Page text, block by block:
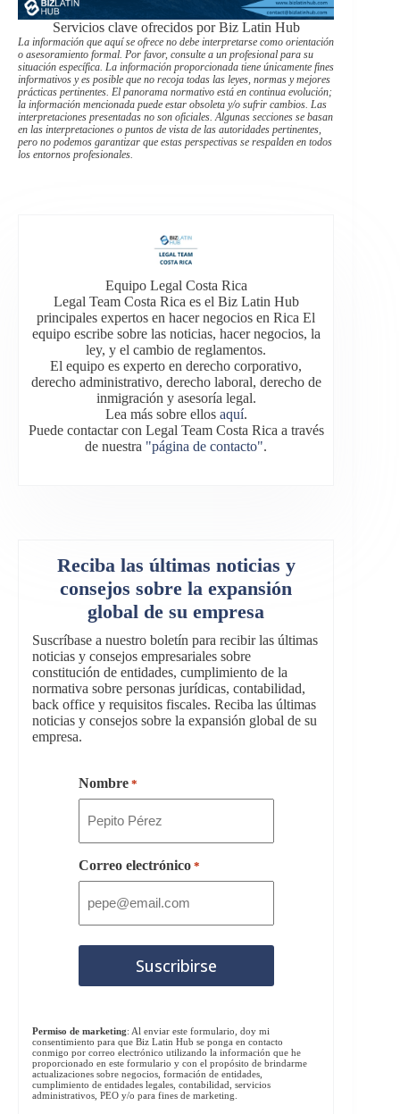
Servicios clave ofrecidos por Biz Latin Hub
La información que aquí se ofrece no debe interpretarse como orientación
o asesoramiento formal. Por favor, consulte a un profesional para su
situación específica. La información proporcionada tiene únicamente fines
informativos y es posible que no recoja todas las leyes, normas y mejores
prácticas pertinentes. El panorama normativo está en continua evolución;
la información mencionada puede estar obsoleta y/o sufrir cambios. Las
interpretaciones presentadas no son oficiales. Algunas secciones se basan
en las interpretaciones o puntos de vista de las autoridades pertinentes,
pero no podemos garantizar que estas perspectivas se respalden en todos
los entornos profesionales.
Equipo Legal Costa Rica
Legal Team Costa Rica es el Biz Latin Hub
principales expertos en hacer negocios en Rica El
equipo escribe sobre las noticias, hacer negocios, la
ley, y el cambio de reglamentos.
El equipo es experto en derecho corporativo,
derecho administrativo, derecho laboral, derecho de
inmigración y asesoría legal.
Lea más sobre ellos aquí.
Puede contactar con Legal Team Costa Rica a través
de nuestra "página de contacto".
Reciba las últimas noticias y
consejos sobre la expansión
global de su empresa
Suscríbase a nuestro boletín para recibir las últimas
noticias y consejos empresariales sobre
constitución de entidades, cumplimiento de la
normativa sobre personas jurídicas, contabilidad,
back office y requisitos fiscales. Reciba las últimas
noticias y consejos sobre la expansión global de su
empresa.
Nombre *
Correo electrónico *
Permiso de marketing: Al enviar este formulario, doy mi
consentimiento para que Biz Latin Hub se ponga en contacto
conmigo por correo electrónico utilizando la información que he
proporcionado en este formulario y con el propósito de brindarme
actualizaciones sobre negocios, formación de entidades,
cumplimiento de entidades legales, contabilidad, servicios
administrativos, PEO y/o para fines de marketing.